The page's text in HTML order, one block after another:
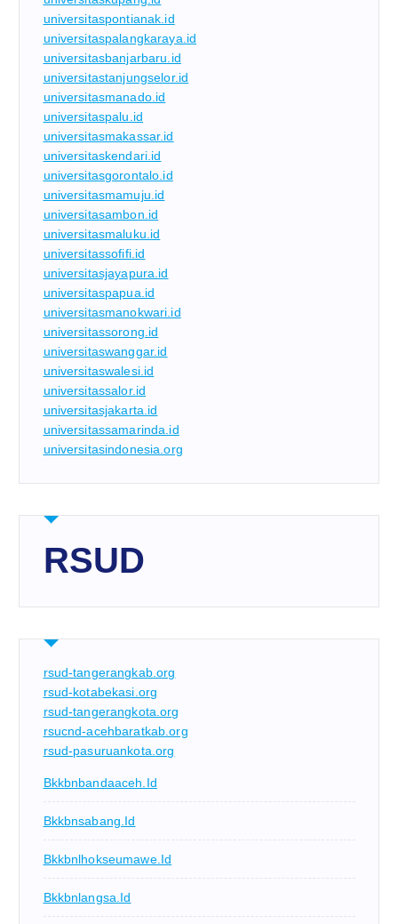
universitaspontianak.id
universitaspalangkaraya.id
universitasbanjarbaru.id
universitastanjungselor.id
universitasmanado.id
universitaspalu.id
universitasmakassar.id
universitaskendari.id
universitasgorontalo.id
universitasmamuju.id
universitasambon.id
universitasmaluku.id
universitassofifi.id
universitasjayapura.id
universitaspapua.id
universitasmanokwari.id
universitassorong.id
universitaswanggar.id
universitaswalesi.id
universitassalor.id
universitasjakarta.id
universitassamarinda.id
universitasindonesia.org
RSUD
rsud-tangerangkab.org
rsud-kotabekasi.org
rsud-tangerangkota.org
rsucnd-acehbaratkab.org
rsud-pasuruankota.org
Bkkbnbandaaceh.id
Bkkbnsabang.id
Bkkbnlhokseumawe.id
Bkkbnlangsa.id